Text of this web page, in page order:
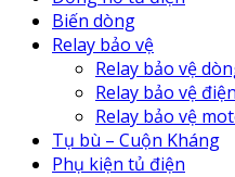
Biến dòng
Relay bảo vệ
Relay bảo vệ
Relay bảo vệ
Relay bảo vệ
Tụ bù – Cuộn Kháng
Phụ kiện tủ điện